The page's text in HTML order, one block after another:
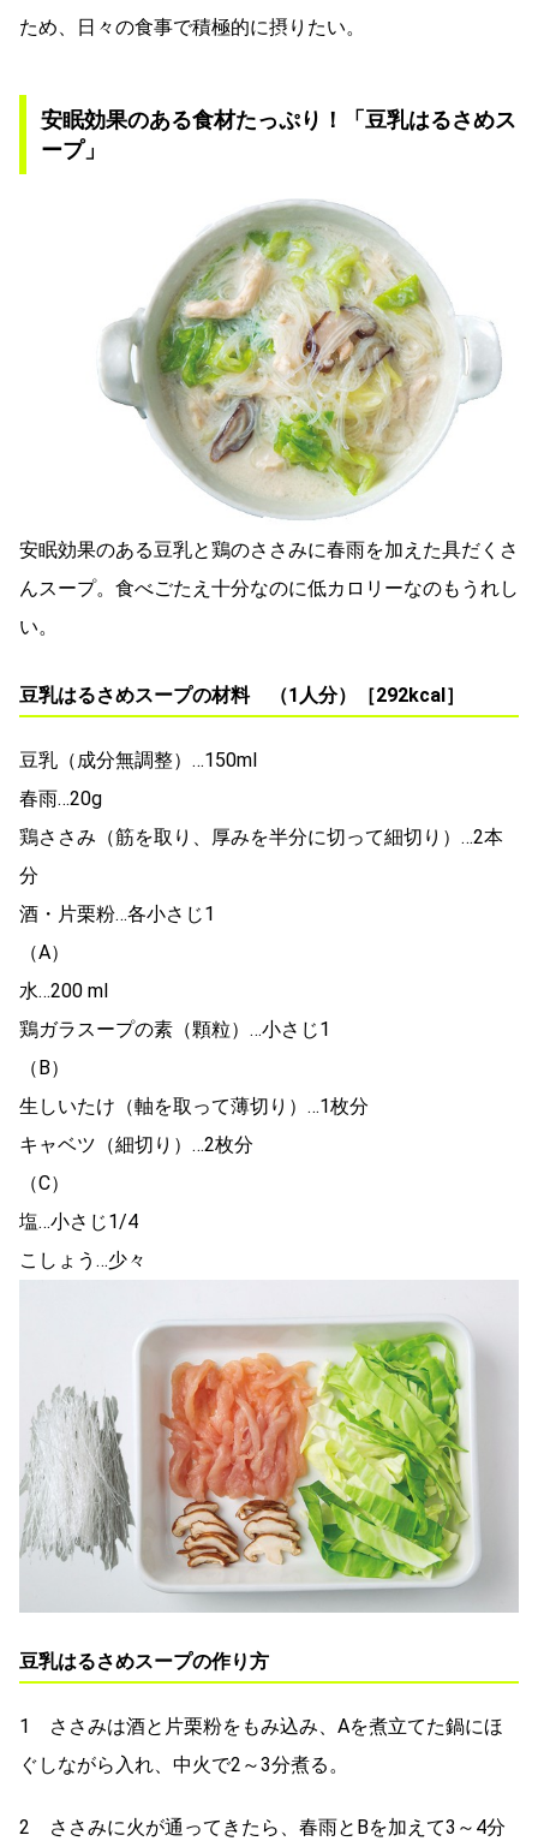
ため、日々の食事で積極的に摂りたい。
安眠効果のある食材たっぷり！「豆乳はるさめス
ープ」
安眠効果のある豆乳と鶏のささみに春雨を加えた具だくさ
んスープ。食べごたえ十分なのに低カロリーなのもうれし
い。
豆乳はるさめスープの材料 （1人分）［292kcal］
豆乳（成分無調整）…150ml
春雨…20g
鶏ささみ（筋を取り、厚みを半分に切って細切り）…2本
分
酒・片栗粉…各小さじ1
（A）
水…200 ml
鶏ガラスープの素（顆粒）…小さじ1
（B）
生しいたけ（軸を取って薄切り）…1枚分
キャベツ（細切り）…2枚分
（C）
塩…小さじ1/4
こしょう…少々
豆乳はるさめスープの作り方
1 ささみは酒と片栗粉をもみ込み、Aを煮立てた鍋にほ
ぐしながら入れ、中火で2～3分煮る。
2 ささみに火が通ってきたら、春雨とBを加えて3～4分